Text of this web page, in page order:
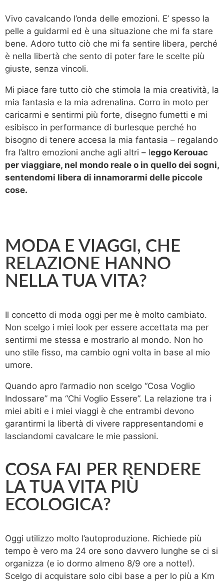
Vivo cavalcando l’onda delle emozioni. E’ spesso la
pelle a guidarmi ed è una situazione che mi fa stare
bene. Adoro tutto ciò che mi fa sentire libera, perché
è nella libertà che sento di poter fare le scelte più
giuste, senza vincoli.
Mi piace fare tutto ciò che stimola la mia creatività, la
mia fantasia e la mia adrenalina. Corro in moto per
caricarmi e sentirmi più forte, disegno fumetti e mi
esibisco in performance di burlesque perché ho
bisogno di tenere accesa la mia fantasia – regalando
fra l’altro emozioni anche agli altri – leggo Kerouac
per viaggiare, nel mondo reale o in quello dei sogni,
sentendomi libera di innamorarmi delle piccole
cose.
MODA E VIAGGI, CHE
RELAZIONE HANNO
NELLA TUA VITA?
Il concetto di moda oggi per me è molto cambiato.
Non scelgo i miei look per essere accettata ma per
sentirmi me stessa e mostrarlo al mondo. Non ho
uno stile fisso, ma cambio ogni volta in base al mio
umore.
Quando apro l’armadio non scelgo “Cosa Voglio
Indossare” ma “Chi Voglio Essere”. La relazione tra i
miei abiti e i miei viaggi è che entrambi devono
garantirmi la libertà di vivere rappresentandomi e
lasciandomi cavalcare le mie passioni.
COSA FAI PER RENDERE
LA TUA VITA PIÙ
ECOLOGICA?
Oggi utilizzo molto l’autoproduzione. Richiede più
tempo è vero ma 24 ore sono davvero lunghe se ci si
organizza (e io dormo almeno 8/9 ore a notte!).
Scelgo di acquistare solo cibi base a per lo più a Km